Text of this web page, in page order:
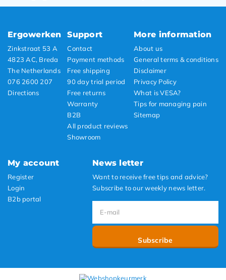
Ergowerken
Zinkstraat 53 A
4823 AC, Breda
The Netherlands
076 2600 207
Directions
Support
Contact
Payment methods
Free shipping
90 day trial period
Free returns
Warranty
B2B
All product reviews
Showroom
More information
About us
General terms & conditions
Disclaimer
Privacy Policy
What is VESA?
Tips for managing pain
Sitemap
My account
Register
Login
B2b portal
News letter
Want to receive free tips and advice?
Subscribe to our weekly news letter.
Subscribe